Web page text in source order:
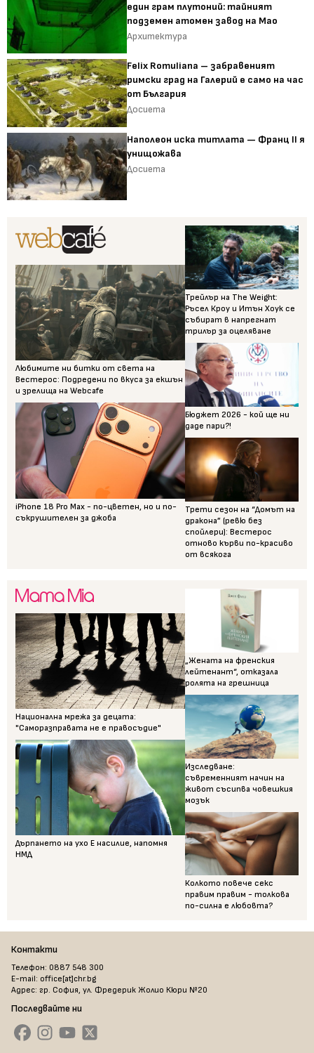
един грам плутоний: тайният
подземен атомен завод на Мао
Архитектура
Felix Romuliana – забравеният
римски град на Галерий е само на час
от България
Досиета
Наполеон иска титлата — Франц II я
унищожава
Досиета
Любимите ни битки от света на
Вестерос: Подредени по вкуса за екшън
и зрелища на Webcafe
iPhone 18 Pro Max - по-цветен, но и по-
съкрушителен за джоба
Трейлър на The Weight:
Ръсел Кроу и Итън Хоук се
събират в напрегнат
трилър за оцеляване
Бюджет 2026 - кой ще ни
даде пари?!
Трети сезон на “Домът на
дракона” (ревю без
спойлери): Вестерос
отново кърви по-красиво
от всякога
Национална мрежа за децата:
"Саморазправата не е правосъдие"
Дърпането на ухо Е насилие, напомня
НМД
„Жената на френския
лейтенант“, отказала
ролята на грешница
Изследване:
съвременният начин на
живот съсипва човешкия
мозък
Колкото повече секс
правим правим - толкова
по-силна е любовта?
Контакти
Телефон: 0887 548 300
E-mail: office[at]chr.bg
Адрес: гр. София, ул. Фредерик Жолио Кюри №20
Последвайте ни